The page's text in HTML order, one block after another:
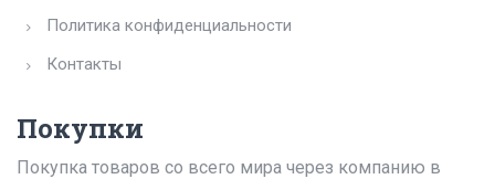
Политика конфиденциальности
Контакты
Покупки
Покупка товаров со всего мира через компанию в